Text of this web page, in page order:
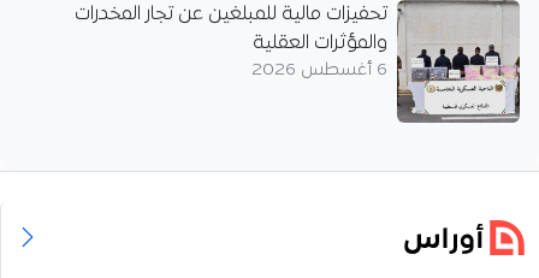
تحفيزات مالية للمبلغين عن تجار المخدرات
والمؤثرات العقلية
6 أغسطس 2026